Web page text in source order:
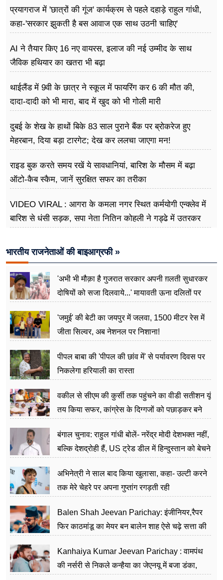
प्रयागराज में 'छात्रों की गूंज' कार्यक्रम से पहले दहाड़े राहुल गांधी,
कहा-'सरकार झुकती है बस आवाज एक साथ उठनी चाहिए'
AI ने तैयार किए 16 नए वायरस, इलाज की नई उम्मीद के साथ
जैविक हथियार का खतरा भी बढ़ा
थाईलैंड में 9वी के छात्र ने स्कूल में फायरिंग कर 6 की मौत की,
दादा-दादी को भी मारा, बाद में खुद को भी गोली मारी
दुबई के शेख के हाथों बिके 83 साल पुराने बैंक पर ब्रोकरेज हुए
मेहरबान, दिया बड़ा टारगेट; देख कर ललचा जाएगा मन!
राइड बुक करते समय रखें ये सावधानियां, बारिश के मौसम में बढ़ा
ऑटो-कैब स्कैम, जानें सुरक्षित सफर का तरीका
VIDEO VIRAL : आगरा के कमला नगर स्थित कर्मयोगी एन्क्लेव में
बारिश से धंसी सड़क, सपा नेता नितिन कोहली ने गड्ढे में उतरकर
भारतीय राजनेताओं की बाइआग्रफी »
'अभी भी मौक़ा है गुजरात सरकार अपनी ग़लती सुधारकर
दोषियों को सजा दिलवाये...' मायावती ऊना दलितों पर
'जमुई' की बेटी का जयपुर में जलवा, 1500 मीटर रेस में
जीता सिल्वर, अब नेशनल पर निशाना!
पीपल बाबा की 'पीपल की छांव में' से पर्यावरण दिवस पर
निकलेगा हरियाली का रास्ता
वकील से सीएम की कुर्सी तक पहुंचने का वीडी सतीशन यूं
तय किया सफर, कांग्रेस के दिग्गजों को पछाड़कर बने
बंगाल चुनाव: राहुल गांधी बोलें- नरेंद्र मोदी देशभक्त नहीं,
बल्कि देशद्रोही हैं, US ट्रेड डील में हिन्दुस्तान को बेचने
अभिनेत्री ने साल बाद किया खुलासा, कहा- उल्टी करने
तक मेरे चेहरे पर अपना गुप्तांग रगड़ती रही
Balen Shah Jeevan Parichay: इंजीनियर,रैपर
फिर काठमांडू का मेयर बन बालेन शाह ऐसे चढ़े सत्ता की
Kanhaiya Kumar Jeevan Parichay : वामपंथ
की नर्सरी से निकले कन्हैया का जेएनयू में बजा डंका,